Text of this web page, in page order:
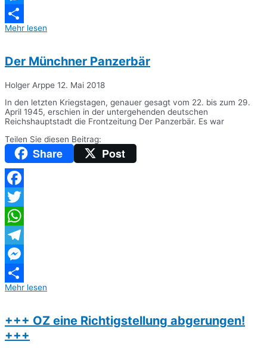
Messenger
Teilen
Mehr lesen
Der Münchner Panzerbär
Holger Arppe 12. Mai 2018
In den letzten Kriegstagen, genauer gesagt vom 22. bis zum 29.
April 1945, erschien in der untergehenden deutschen
Reichshauptstadt die Frontzeitung Der Panzerbär. Es war
Teilen Sie diesen Beitrag:
Share Post
Facebook
Twitter
WhatsApp
Telegram
Messenger
Teilen
Mehr lesen
+++ OZ eine Richtigstellung abgerungen!
+++